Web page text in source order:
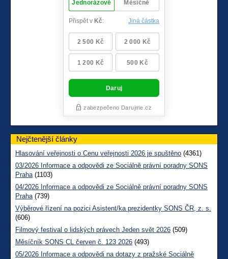
Nejčtenější články
Hlasování veřejnosti o Cenu veřejnosti 2026 je spuštěno (4361)
03/2026 Informace a odpovědi ze Sociálně právní poradny SONS
Praha(1103)
04/2026 Informace a odpovědi ze Sociálně právní poradny SONS
Praha(739)
Výběrové řízení na pozici Asistent/ka prezidentky SONS ČR, z. s.
(606)
Filmový festival o lidských právech Jeden svět 2026 (509)
Měsíčník SONS CL červen č. 123 2026 (493)
05/2026 Informace a odpovědi na dotazy z pražské Sociálně